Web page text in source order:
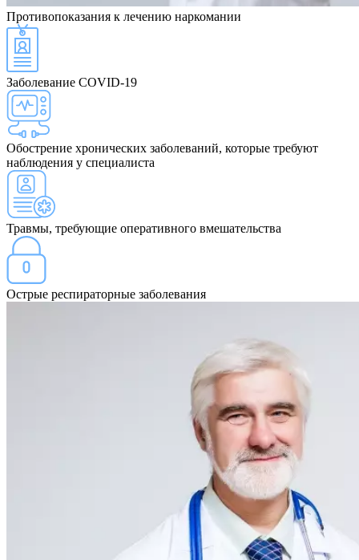
Противопоказания к лечению наркомании
Заболевание COVID-19
Обострение хронических заболеваний, которые требуют
наблюдения у специалиста
Травмы, требующие оперативного вмешательства
Острые респираторные заболевания